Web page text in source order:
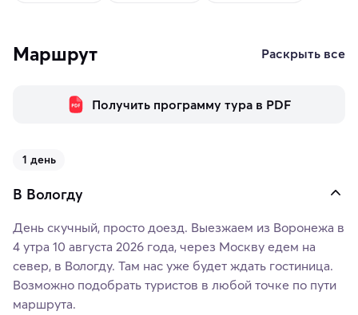
Маршрут Раскрыть все
Получить программу тура в PDF
1 день
В Вологду
День скучный, просто доезд. Выезжаем из Воронежа в
4 утра 10 августа 2026 года, через Москву едем на
север, в Вологду. Там нас уже будет ждать гостиница.
Возможно подобрать туристов в любой точке по пути
маршрута.